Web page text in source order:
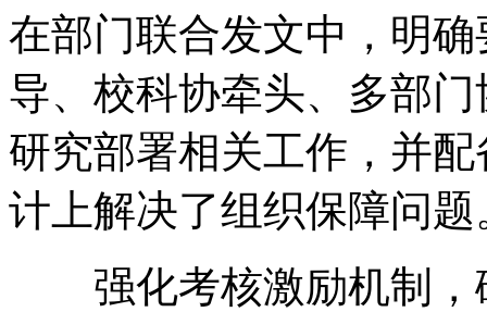
在部门联合发文中，明
导、校科协牵头、多部
研究部署相关工作，并
计上解决了组织保障问题
强化考核激励机制，